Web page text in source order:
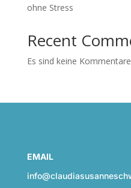
ohne Stress
Recent
Es sind keine
EMAIL